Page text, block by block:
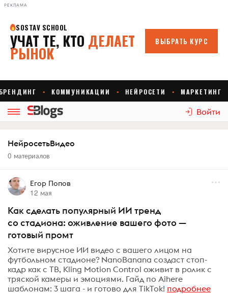
РЕКЛАМА
Войти
НейросетьВидео
0 материалов
Егор Попов
12 мая
Как сделать популярный ИИ тренд
со стадиона: оживление вашего фото —
готовый промт
Хотите вирусное ИИ видео с вашего лицом на
футбольном стадионе? NanoBanana создаст стоп-
кадр как с ТВ, Kling Motion Control оживит в ролик с
тряской камеры и эмоциями. Гайд по Aihere
шаблонам: 3 шага - и готово для TikTok! подробнее